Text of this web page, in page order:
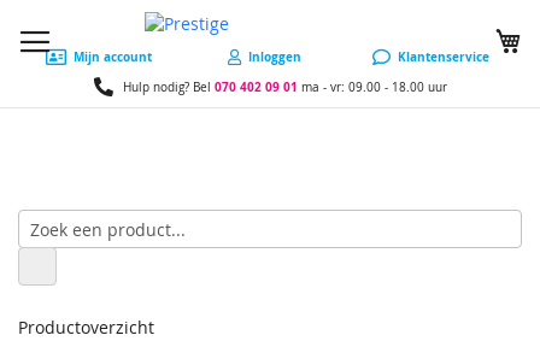
Mijn account Inloggen Klantenservice
Hulp nodig? Bel 070 402 09 01 ma - vr: 09.00 - 18.00 uur
Productoverzicht